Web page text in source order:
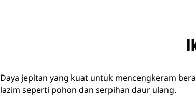
Daya jepitan yang kuat untuk mencengkeram
lazim seperti pohon dan serpihan daur ulang.